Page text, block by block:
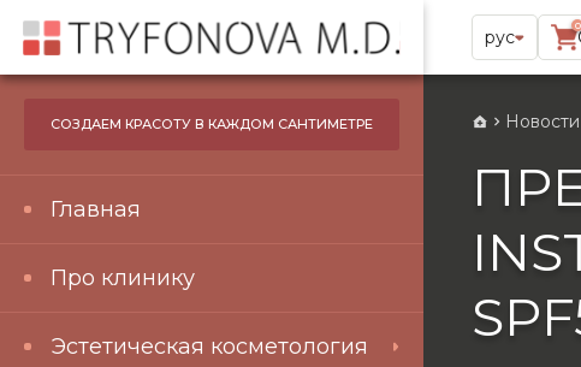
рус
0
СОЗДАЕМ КРАСОТУ В КАЖДОМ САНТИМЕТРЕ
Главная
Про клинику
Эстетическая косметология
Новости